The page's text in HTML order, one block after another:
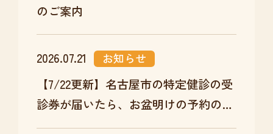
のご案内
2026.07.21 お知らせ
【7/22更新】名古屋市の特定健診の受
診券が届いたら、お盆明けの予約のチ
ャンスです